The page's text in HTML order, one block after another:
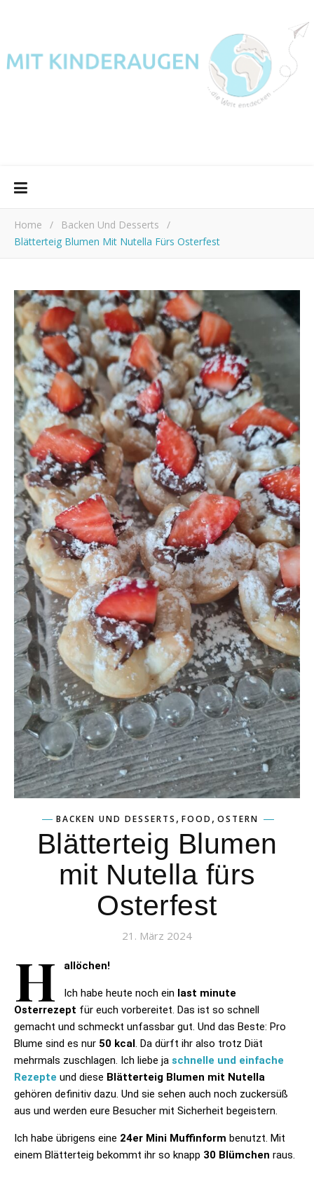
Home / Backen Und Desserts
/
Blätterteig Blumen Mit Nutella Fürs Osterfest
BACKEN UND DESSERTS , FOOD , OSTERN
Blätterteig Blumen
mit Nutella fürs
Osterfest
21. März 2024
H allöchen!
Ich habe heute noch ein last minute
Osterrezept für euch vorbereitet. Das ist so schnell
gemacht und schmeckt unfassbar gut. Und das Beste: Pro
Blume sind es nur 50 kcal. Da dürft ihr also trotz Diät
mehrmals zuschlagen. Ich liebe ja schnelle und einfache
Rezepte und diese Blätterteig Blumen mit Nutella
gehören definitiv dazu. Und sie sehen auch noch zuckersüß
aus und werden eure Besucher mit Sicherheit begeistern.
Ich habe übrigens eine 24er Mini Muffinform benutzt. Mit
einem Blätterteig bekommt ihr so knapp 30 Blümchen raus.